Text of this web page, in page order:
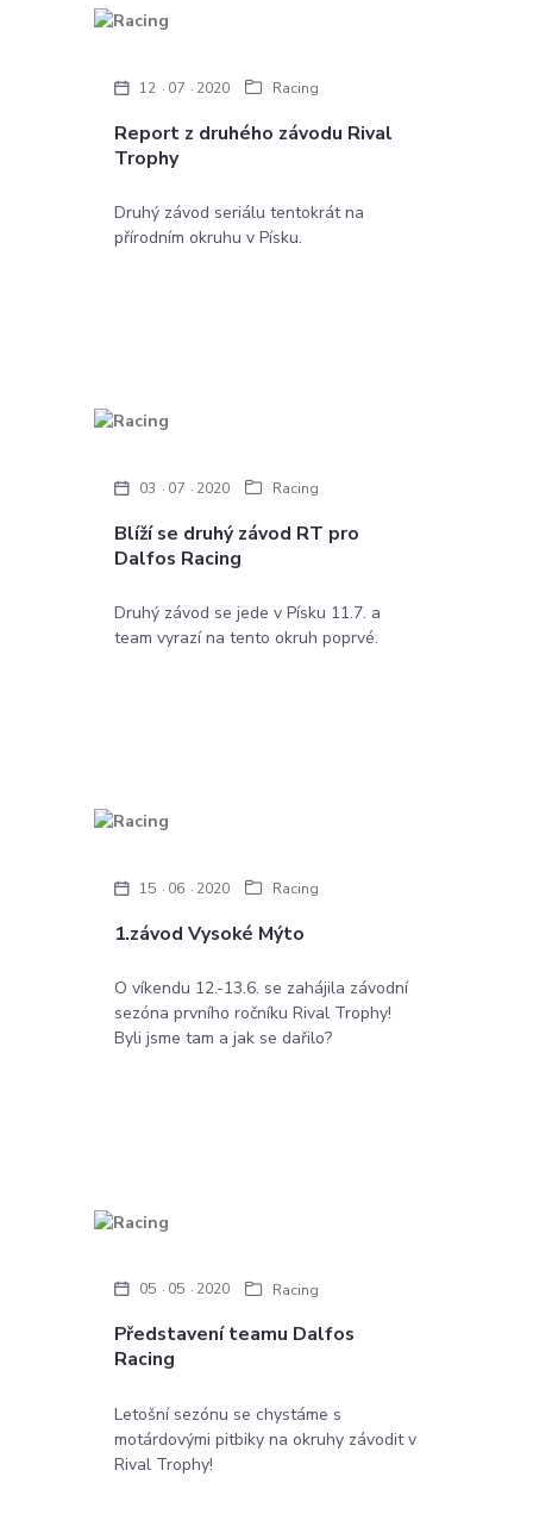
Report z druhého závodu Rival
Trophy
12 07 2020 Racing
Druhý závod seriálu tentokrát na
přírodním okruhu v Písku.
Blíží se druhý závod RT pro
Dalfos Racing
03 07 2020 Racing
Druhý závod se jede v Písku 11.7. a
team vyrazí na tento okruh poprvé.
1.závod Vysoké Mýto
15 06 2020 Racing
O víkendu 12.-13.6. se zahájila závodní
sezóna prvního ročníku Rival Trophy!
Byli jsme tam a jak se dařilo?
Představení teamu Dalfos
Racing
05 05 2020 Racing
Letošní sezónu se chystáme s
motárdovými pitbiky na okruhy závodit v
Rival Trophy!